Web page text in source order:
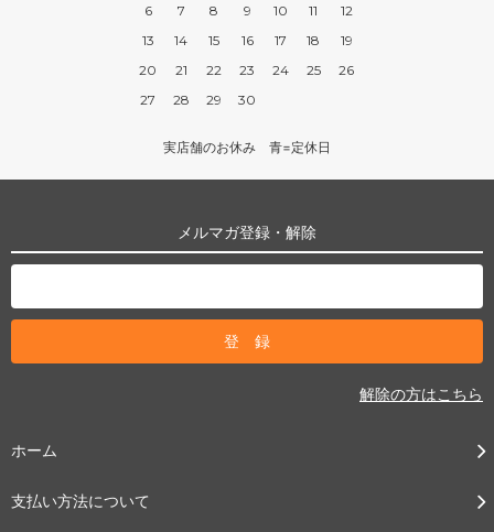
6
7 8 9 10 11
12
13
14 15 16 17 18
19
20
21 22 23 24 25
26
27
28 29 30
実店舗のお休み 青=定休日
メルマガ登録・解除
解除の方はこちら
ホーム
支払い方法について